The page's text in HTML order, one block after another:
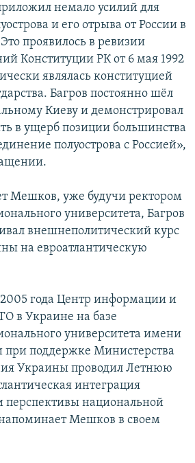
немало усилий для
и его отрыва от России в
проявилось в ревизии
Конституции РК от 6 мая 1992
являлась конституцией
Багров постоянно шёл
Киеву и демонстрировал
в ущерб позиции большинства
полуострова с Россией»,
Мешков, уже будучи ректором
университета, Багров
внешнеполитический курс
на евроатлантическую
года Центр информации и
в Украине на базе
университета имени
при поддержке Министерства
Украины проводил Летнюю
интеграция
перспективы национальной
Мешков в своем